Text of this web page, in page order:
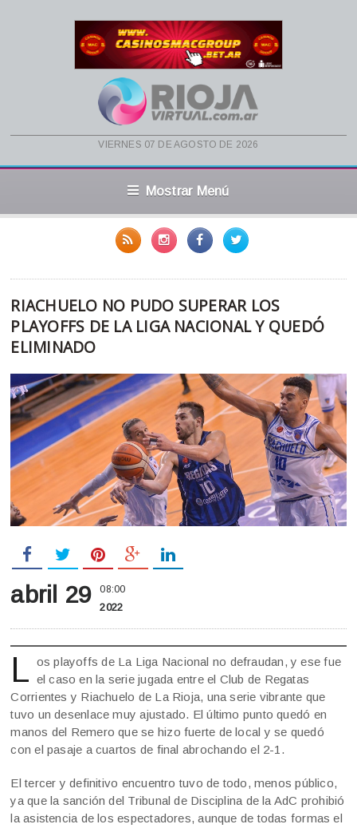
viernes 07 de agosto de 2026
Mostrar Menú
RIACHUELO NO PUDO SUPERAR LOS
PLAYOFFS DE LA LIGA NACIONAL Y QUEDÓ
ELIMINADO
abril 29 08:00
2022
L os playoffs de La Liga Nacional no defraudan, y ese fue
el caso en la serie jugada entre el Club de Regatas
Corrientes y Riachuelo de La Rioja, una serie vibrante que
tuvo un desenlace muy ajustado. El último punto quedó en
manos del Remero que se hizo fuerte de local y se quedó
con el pasaje a cuartos de final abrochando el 2-1.
El tercer y definitivo encuentro tuvo de todo, menos público,
ya que la sanción del Tribunal de Disciplina de la AdC prohibió
la asistencia de los espectadores, aunque de todas formas el